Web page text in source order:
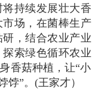
持续发展壮大香
场，在菌棒生产
，结合农业产业
索绿色循环农业
香菇种植，让“小
饽”。(王家才）